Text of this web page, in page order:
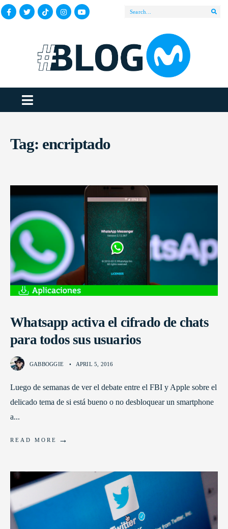
Tag: encriptado
Whatsapp activa el cifrado de chats
para todos sus usuarios
GABBOGGIE • APRIL 5, 2016
Luego de semanas de ver el debate entre el FBI y Apple sobre el
delicado tema de si está bueno o no desbloquear un smartphone
a...
READ MORE →